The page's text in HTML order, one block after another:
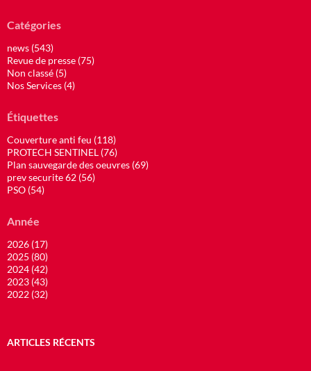
Catégories
news (543)
Revue de presse (75)
Non classé (5)
Nos Services (4)
Étiquettes
Couverture anti feu (118)
PROTECH SENTINEL (76)
Plan sauvegarde des oeuvres (69)
prev securite 62 (56)
PSO (54)
Année
2026 (17)
2025 (80)
2024 (42)
2023 (43)
2022 (32)
ARTICLES RÉCENTS